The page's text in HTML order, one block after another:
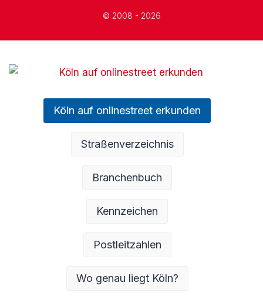
© 2008 - 2026
Köln auf onlinestreet erkunden
Straßenverzeichnis
Branchenbuch
Kennzeichen
Postleitzahlen
Wo genau liegt Köln?